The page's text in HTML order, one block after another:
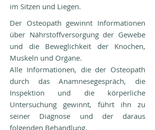
im Sitzen und Liegen.
Der Osteopath gewinnt Informationen
über Nährstoffversorgung der Gewebe
und die Beweglichkeit der Knochen,
Muskeln und Organe.
Alle Informationen, die der Osteopath
durch das Anamnesegespräch, die
Inspektion und die körperliche
Untersuchung gewinnt, führt ihn zu
seiner Diagnose und der daraus
folgenden Behandlung.